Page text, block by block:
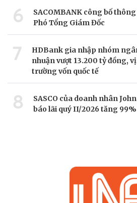
6
SACOMBANK công bố
Phó Tổng Giám Đốc
7
HDBank gia nhập nhóm
nhuận vượt 13.200 tỷ đồng,
trường vốn quốc tế
8
SASCO của doanh nhân
báo lãi quý II/2026 tăng 99%